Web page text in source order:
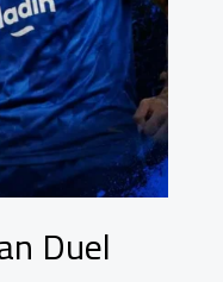
Duel